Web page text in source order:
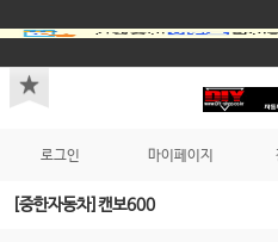
로그인 마이페이지
[중한자동차]캔보600